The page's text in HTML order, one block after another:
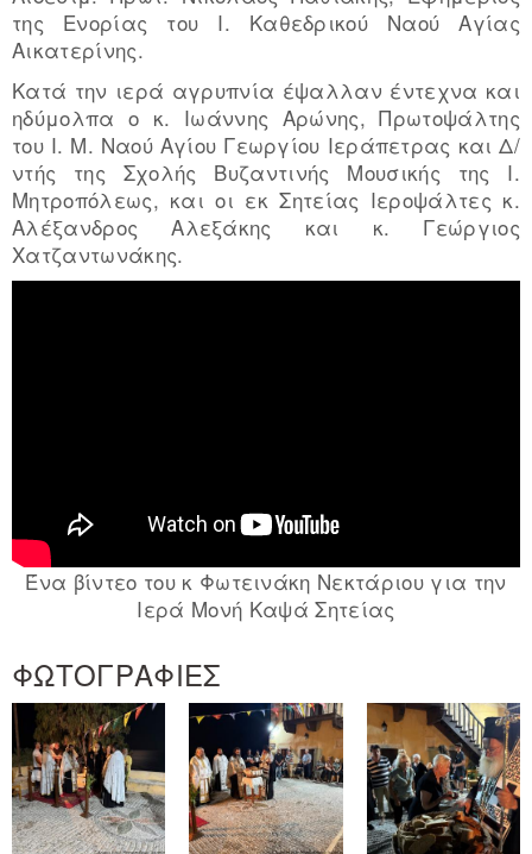
της Ενορίας του Ι. Καθεδρικού Ναού Αγίας
Αικατερίνης.
Κατά την ιερά αγρυπνία έψαλλαν έντεχνα και
ηδύμολπα ο κ. Ιωάννης Αρώνης, Πρωτοψάλτης
του Ι. Μ. Ναού Αγίου Γεωργίου Ιεράπετρας και Δ/
ντής της Σχολής Βυζαντινής Μουσικής της Ι.
Μητροπόλεως, και οι εκ Σητείας Ιεροψάλτες κ.
Αλέξανδρος Αλεξάκης και κ. Γεώργιος
Χατζαντωνάκης.
Ένα βίντεο του κ Φωτεινάκη Νεκτάριου για την
Ιερά Μονή Καψά Σητείας
ΦΩΤΟΓΡΑΦΙΕΣ